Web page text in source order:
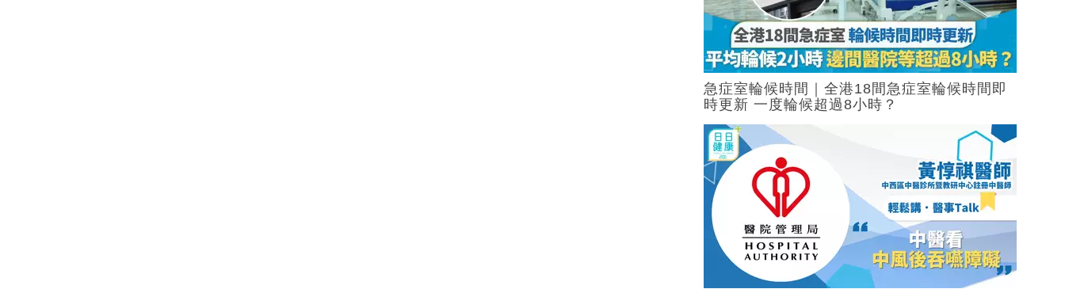
急症室輪候時間｜全港18間急症室輪候時間即
時更新 一度輪候超過8小時？